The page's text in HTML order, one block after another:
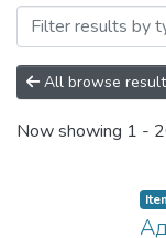
All browse
Now showing 1 -